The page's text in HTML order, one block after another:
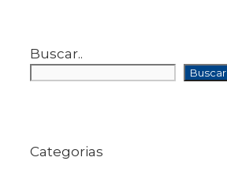
Buscar..
Buscar
Categorias